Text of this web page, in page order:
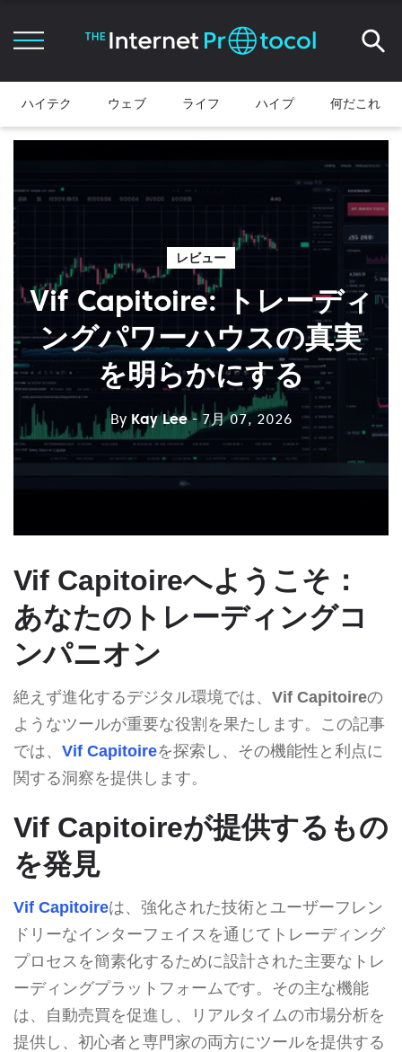
ハイテク ウェブ ライフ ハイプ 何だこれ
レビュー
Vif Capitoire: トレーディ
ングパワーハウスの真実
を明らかにする
By Kay Lee - 7月 07, 2026
Vif Capitoireへようこそ：
あなたのトレーディングコ
ンパニオン
絶えず進化するデジタル環境では、 Vif Capitoireの
ようなツールが重要な役割を果たします。この記事
では、 Vif Capitoireを探索し、その機能性と利点に
関する洞察を提供します。
Vif Capitoireが提供するもの
を発見
Vif Capitoireは、強化された技術とユーザーフレン
ドリーなインターフェイスを通じてトレーディング
プロセスを簡素化するために設計された主要なトレ
ーディングプラットフォームです。その主な機能
は、自動売買を促進し、リアルタイムの市場分析を
提供し、初心者と専門家の両方にツールを提供する